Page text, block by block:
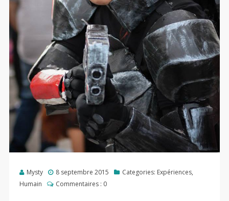
Mysty 8 septembre 2015 Categories: Expériences,
Humain
Commentaires : 0